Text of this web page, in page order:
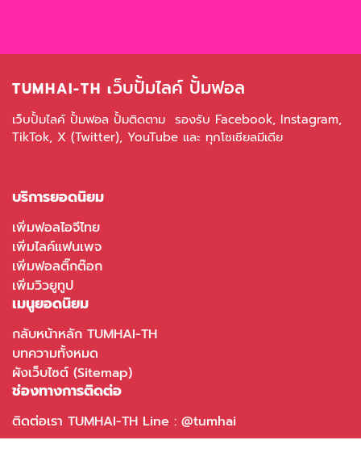
TUMHAI-TH เว็บปั้มไลค์ ปั้มฟอล
เว็บปั้มไลค์ ปั้มฟอล ปั้มติดตาม รองรับ Facebook, Instagram,
TikTok, X (Twitter), YouTube และ ทุกโซเชียลมีเดีย
บริการยอดนิยม
เพิ่มฟอลไอจีไทย
เพิ่มไลค์แฟนเพจ
เพิ่มฟอลติ๊กต๊อก
เพิ่มวิวยูทูป
เมนูยอดนิยม
กลับหน้าหลัก TUMHAI-TH
บทความทั้งหมด
ผังเว็บไซต์ (Sitemap)
ช่องทางการติดต่อ
ติดต่อเรา TUMHAI-TH Line : @tumhai